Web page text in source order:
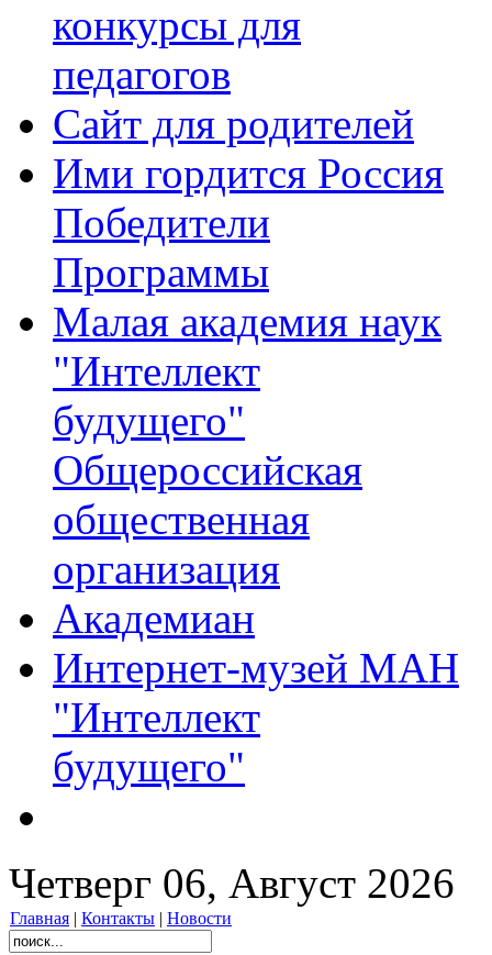
конкурсы для
педагогов
Сайт для родителей
Ими гордится Россия
Победители
Программы
Малая академия наук
"Интеллект
будущего"
Общероссийская
общественная
организация
Академиан
Интернет-музей МАН
"Интеллект
будущего"
Четверг 06, Август 2026
Главная | Контакты | Новости